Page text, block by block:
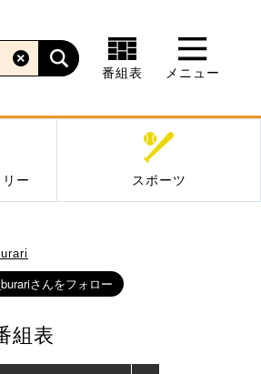
番組表 メニュー
ー スポーツ
組表